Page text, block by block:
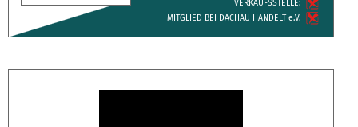
VERKAUFS­STELLE:
MITGLIED BEI DACHAU HANDELT e.V.